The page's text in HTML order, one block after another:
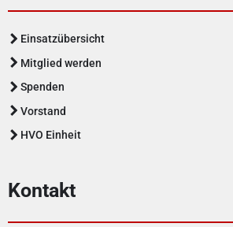
Einsatzübersicht
Mitglied werden
Spenden
Vorstand
HVO Einheit
Kontakt